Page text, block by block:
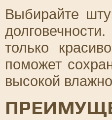
Выбирайте
только
поможет
высокой